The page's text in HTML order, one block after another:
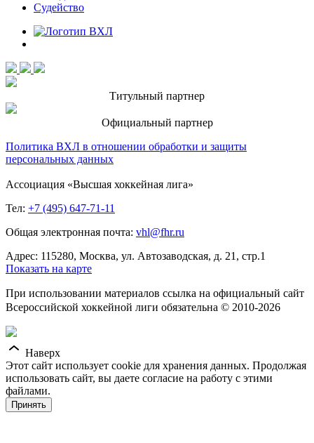
Судейство
Титульный партнер
Официальный партнер
Политика ВХЛ в отношении обработки и защиты
персональных данных
Ассоциация «Высшая хоккейная лига»
Тел: +7 (495) 647-71-11
Общая электронная почта: vhl@fhr.ru
Адрес: 115280, Москва, ул. Автозаводская, д. 21, стр.1
Показать на карте
При использовании материалов ссылка на официальный сайт
Всероссийской хоккейной лиги обязательна © 2010-2026
Наверх
Этот сайт использует cookie для хранения данных. Продолжая
использовать сайт, вы даете согласие на работу с этими
файлами.
Принять